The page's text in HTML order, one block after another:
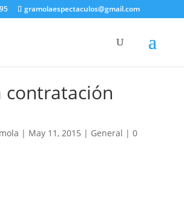
gramolaespectaculos@gmail.com
contratación
| May 11, 2015 | General | 0